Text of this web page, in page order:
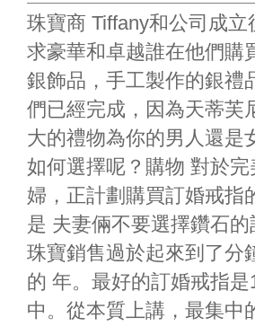
珠寶商 Tiffany和公司成
求豪華和卓越誰在他們購
銀飾品，手工製作的銀禮
們已經完成，因為天蒂芙
大的禮物為你的男人還是
如何選擇呢？購物 對於
婦，正計劃購買訂婚戒指
是 夫妻倆不要選擇鑽石
珠寶銷售過於起來到了分
的 年。最好的訂婚戒指
中。從本質上講，最集中